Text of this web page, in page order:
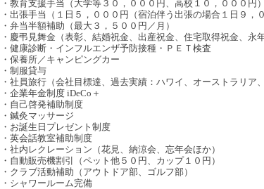
・教育支援手当（大学等３０，０００円、高校１０，０００円）
・出張手当（１日５，０００円（宿泊伴う出張の場合１日９，
・弁当半額補助（最大３，５００円／月）
・慶弔見舞金（表彰、結婚祝金、出産祝金、住宅取得祝金、永
・健康診断・インフルエンザ予防接種・ＰＥＴ検査
・保養所／キャンピングカー
・制服貸与
・社員旅行（会社目標達、過去実績：ハワイ、オーストラリア
・企業年金制度 iDeCo＋
・自己啓発補助制度
・鍼灸マッサージ
・お誕生日プレゼント制度
・英会話教室補助制度
・社内レクレーション（花見、納涼会、忘年会ほか）
・自動販売機割引（ペット他５０円、カップ１０円）
・クラブ活動補助（アウトドア部、ゴルフ部）
・シャワールーム完備